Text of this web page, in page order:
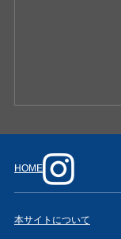
HOME
本サイトについて